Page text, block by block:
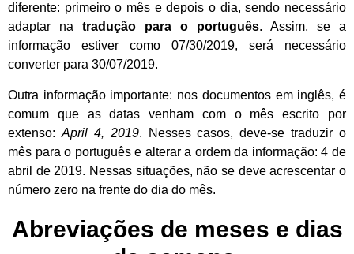
diferente: primeiro o mês e depois o dia, sendo necessário
adaptar na tradução para o português. Assim, se a
informação estiver como 07/30/2019, será necessário
converter para 30/07/2019.
Outra informação importante: nos documentos em inglês, é
comum que as datas venham com o mês escrito por
extenso: April 4, 2019. Nesses casos, deve-se traduzir o
mês para o português e alterar a ordem da informação: 4 de
abril de 2019. Nessas situações, não se deve acrescentar o
número zero na frente do dia do mês.
Abreviações de meses e dias